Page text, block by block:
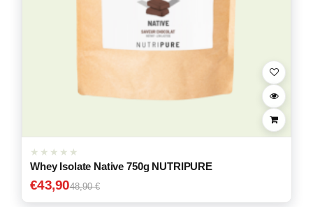
Whey Isolate Native 750g NUTRIPURE
€43,9048,90 €